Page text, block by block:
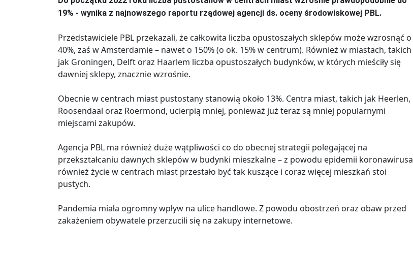
19% - wynika z najnowszego raportu rządowej agencji ds. oceny środowiskowej PBL.
Przedstawiciele PBL przekazali, że całkowita liczba opustoszałych sklepów może wzrosnąć o
40%, zaś w Amsterdamie – nawet o 150% (o ok. 15% w centrum). Również w miastach, takich
jak Groningen, Delft oraz Haarlem liczba opustoszałych budynków, w których mieściły się
dawniej sklepy, znacznie wzrośnie.
Obecnie w centrach miast pustostany stanowią około 13%. Centra miast, takich jak Heerlen,
Roosendaal oraz Roermond, ucierpią mniej, ponieważ już teraz są mniej popularnymi
miejscami zakupów.
Agencja PBL ma również duże wątpliwości co do obecnej strategii polegającej na
przekształcaniu dawnych sklepów w budynki mieszkalne – z powodu epidemii koronawirusa
również życie w centrach miast przestało być tak kuszące i coraz więcej mieszkań stoi
pustych.
Pandemia miała ogromny wpływ na ulice handlowe. Z powodu obostrzeń oraz obaw przed
zakażeniem obywatele przerzucili się na zakupy internetowe.